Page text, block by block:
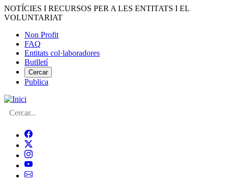
Vés
al
NOTÍCIES I RECURSOS PER A LES ENTITATS I EL
VOLUNTARIAT
Menú
del
compte
d'usuari
Non Profit
FAQ
Entitats col·laboradores
Butlletí
Cercar
Publica
Cerca